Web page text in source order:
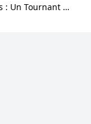
Le Retour D'Antonio Conte à la Juventus : Un Tournant Décisif pour le Club